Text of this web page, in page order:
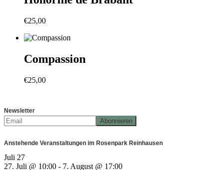
€25,00
Compassion
€25,00
Newsletter
Anstehende Veranstaltungen im Rosenpark Reinhausen
Juli 27
27. Juli @ 10:00 - 7. August @ 17:00